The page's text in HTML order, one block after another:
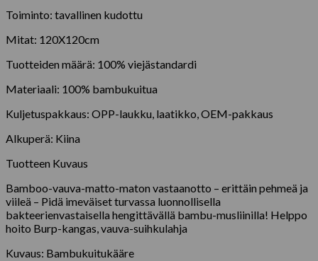
Toiminto: tavallinen kudottu
Mitat: 120X120cm
Tuotteiden määrä: 100% viejästandardi
Materiaali: 100% bambukuitua
Kuljetuspakkaus: OPP-laukku, laatikko, OEM-pakkaus
Alkuperä: Kiina
Tuotteen Kuvaus
Bamboo-vauva-matto-maton vastaanotto – erittäin pehmeä ja
viileä – Pidä imeväiset turvassa luonnollisella
bakteerienvastaisella hengittävällä bambu-musliinilla! Helppo
hoito Burp-kangas, vauva-suihkulahja
Kuvaus: Bambukuitukääre